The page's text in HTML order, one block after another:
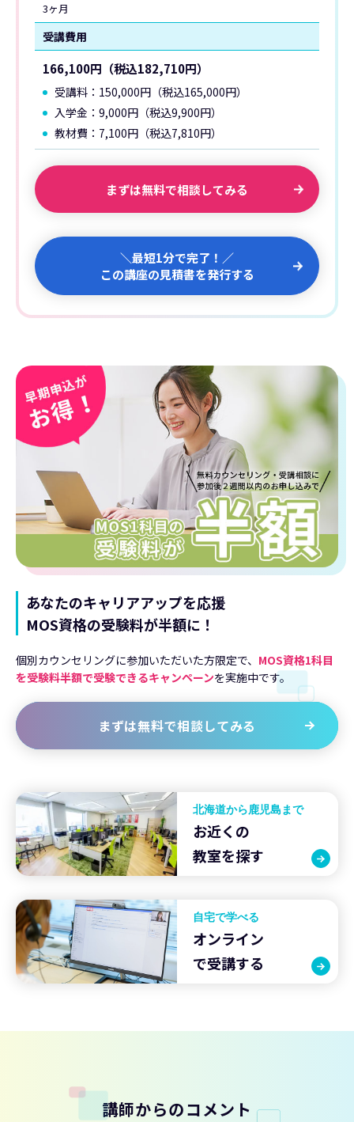
3ヶ月
受講費用
166,100円（税込182,710円）
受講料：150,000円（税込165,000円）
入学金：9,000円（税込9,900円）
教材費：7,100円（税込7,810円）
まずは無料で相談してみる
＼最短1分で完了！／
この講座の見積書を発行する
あなたのキャリアアップを応援
MOS資格の受験料が半額に！
個別カウンセリングに参加いただいた方限定で、 MOS資格1科目
を受験料半額で受験できるキャンペーンを実施中です。
まずは無料で相談してみる
北海道から鹿児島まで
お近くの
教室を探す
自宅で学べる
オンライン
で受講する
講師からのコメント